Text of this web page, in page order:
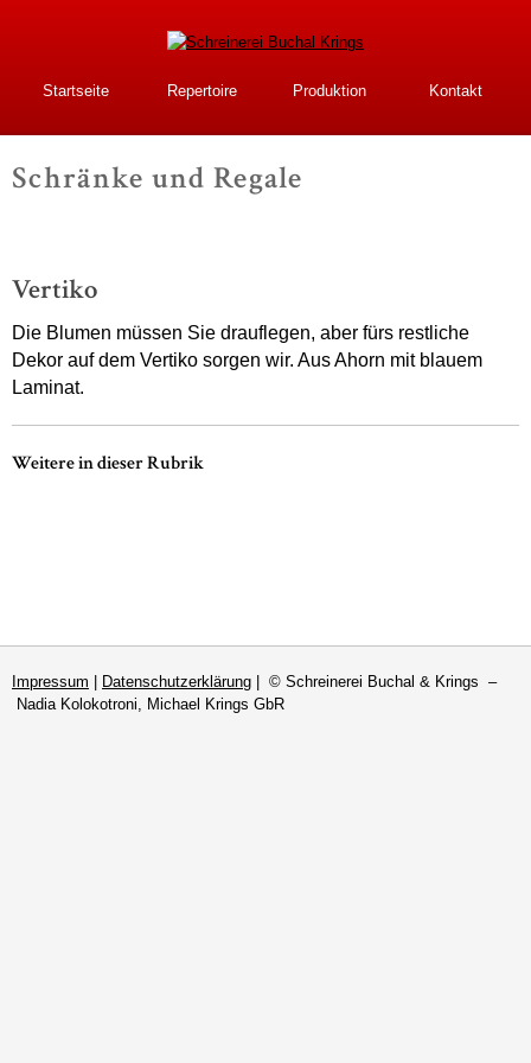
zum
Schreinerei Buchal
Krings
Startseite Repertoire Produktion Kontakt
Schränke und Regale
Vertiko
Die Blumen müssen Sie drauflegen, aber fürs restliche
Dekor auf dem Vertiko sorgen wir. Aus Ahorn mit blauem
Laminat.
Weitere in dieser Rubrik
Impressum Datenschutzerklärung | © Schreinerei Buchal & Krings –
Nadia Kolokotroni, Michael Krings GbR